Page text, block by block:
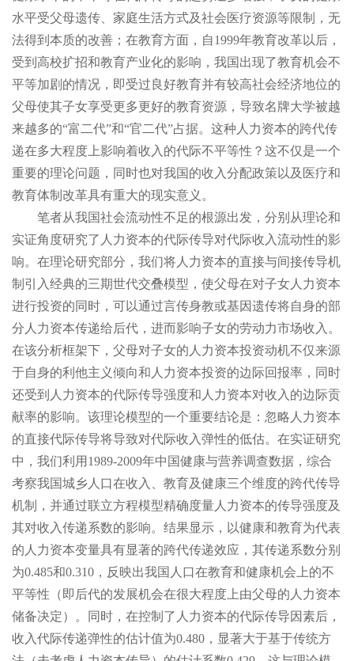
水平受父母遗传、家庭生活方式及社会医疗资源等限制，无
法得到本质的改善；在教育方面，自1999年教育改革以后，
受到高校扩招和教育产业化的影响，我国出现了教育机会不
平等加剧的情况，即受过良好教育并有较高社会经济地位的
父母使其子女享受更多更好的教育资源，导致名牌大学被越
来越多的“富二代”和“官二代”占据。这种人力资本的跨代传
递在多大程度上影响着收入的代际不平等性？这不仅是一个
重要的理论问题，同时也对我国的收入分配政策以及医疗和
教育体制改革具有重大的现实意义。
笔者从我国社会流动性不足的根源出发，分别从理论和
实证角度研究了人力资本的代际传导对代际收入流动性的影
响。在理论研究部分，我们将人力资本的直接与间接传导机
制引入经典的三期世代交叠模型，使父母在对子女人力资本
进行投资的同时，可以通过言传身教或基因遗传将自身的部
分人力资本传递给后代，进而影响子女的劳动力市场收入。
在该分析框架下，父母对子女的人力资本投资动机不仅来源
于自身的利他主义倾向和人力资本投资的边际回报率，同时
还受到人力资本的代际传导强度和人力资本对收入的边际贡
献率的影响。该理论模型的一个重要结论是：忽略人力资本
的直接代际传导将导致对代际收入弹性的低估。在实证研究
中，我们利用1989-2009年中国健康与营养调查数据，综合
考察我国城乡人口在收入、教育及健康三个维度的跨代传导
机制，并通过联立方程模型精确度量人力资本的传导强度及
其对收入传递系数的影响。结果显示，以健康和教育为代表
的人力资本变量具有显著的跨代传递效应，其传递系数分别
为0.485和0.310，反映出我国人口在教育和健康机会上的不
平等性（即后代的发展机会在很大程度上由父母的人力资本
储备决定）。同时，在控制了人力资本的代际传导因素后，
收入代际传递弹性的估计值为0.480，显著大于基于传统方